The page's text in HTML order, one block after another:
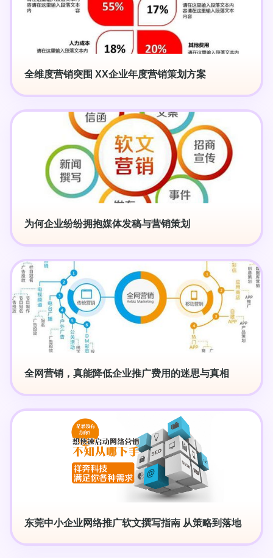
全维度营销突围 XX企业年度营销策划方案
为何企业纷纷拥抱媒体发稿与营销策划
全网营销，真能降低企业推广费用的迷思与真相
东莞中小企业网络推广软文撰写指南 从策略到落地